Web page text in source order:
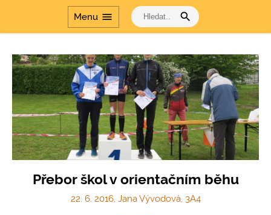
Menu menu search
Přebor škol v orientačním běhu
22. 6. 2016, Jana Vývodová, 3A4